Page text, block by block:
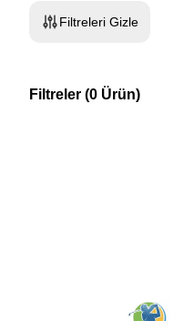
Filtreleri Gizle
Filtreler (0 Ürün)